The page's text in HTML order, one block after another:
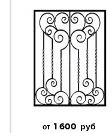
от 1 600 руб